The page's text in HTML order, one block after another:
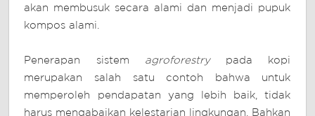
akan membusuk secara alami dan menjadi pupuk
kompos alami.
Penerapan sistem agroforestrypada kopi
merupakan salah satu contoh bahwa untuk
memperoleh pendapatan yang lebih baik, tidak
harus mengabaikan kelestarian lingkungan. Bahkan